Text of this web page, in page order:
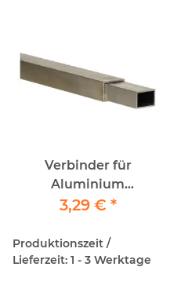
Verbinder für
Aluminium
Unterkonstruktion 40
3,29 € *
Produktionszeit /
Lieferzeit: 1 - 3 Werktage